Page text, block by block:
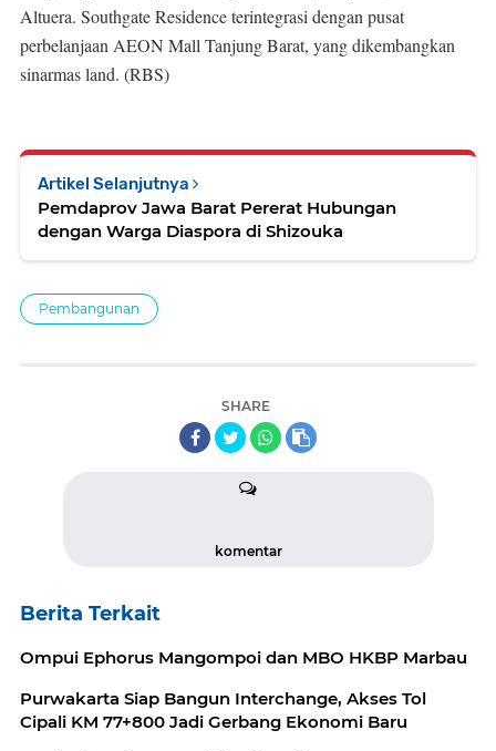
Altuera. Southgate Residence terintegrasi dengan pusat
perbelanjaan AEON Mall Tanjung Barat, yang dikembangkan
sinarmas land. (RBS)
Artikel Selanjutnya
Pemdaprov Jawa Barat Pererat Hubungan
dengan Warga Diaspora di Shizouka
Pembangunan
SHARE
komentar
Berita Terkait
Ompui Ephorus Mangompoi dan MBO HKBP Marbau
Purwakarta Siap Bangun Interchange, Akses Tol
Cipali KM 77+800 Jadi Gerbang Ekonomi Baru